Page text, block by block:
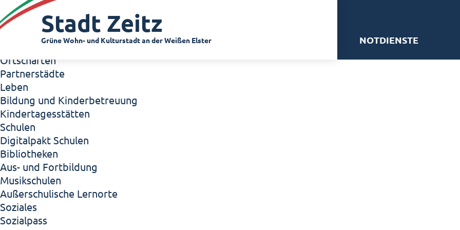
Zeitz - Die Kleinstadt
Willkommen in Zeitz!
Interview mit Oberbürgermeister Christian Thieme
Zeitz - Stadt der Zukunft
Ortschaften
Partnerstädte
Leben
Bildung und Kinderbetreuung
Kindertagesstätten
Schulen
Digitalpakt Schulen
Bibliotheken
Aus- und Fortbildung
Musikschulen
Außerschulische Lernorte
Soziales
Sozialpass
Stadt Zeitz
Grüne Wohn- und Kulturstadt an der Weißen Elster NOTDIENSTE